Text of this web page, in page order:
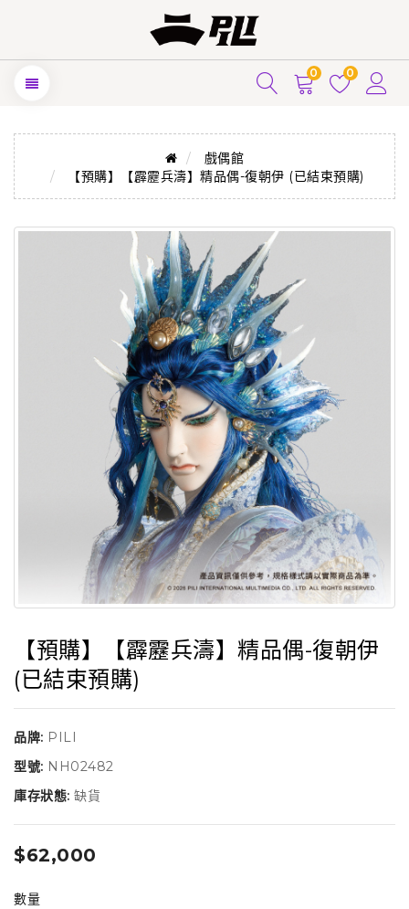
0 0
戲偶館
【預購】【霹靂兵濤】精品偶-復朝伊 (已結束預購)
【預購】【霹靂兵濤】精品偶-復朝伊
(已結束預購)
品牌: PILI
型號: NH02482
庫存狀態: 缺貨
$62,000
數量